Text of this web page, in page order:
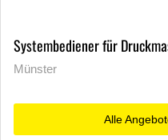
Systembediener für
Münster
Alle